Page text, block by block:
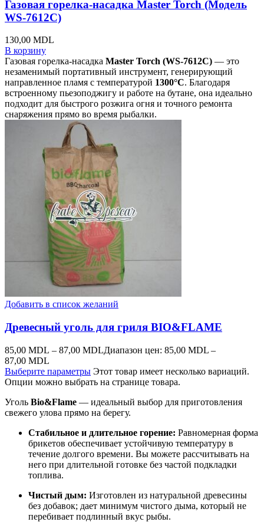
Газовая горелка-насадка Master Torch (Модель
WS-7612C)
130,00 MDL
В корзину
Газовая горелка-насадка Master Torch (WS-7612C) — это
незаменимый портативный инструмент, генерирующий
направленное пламя с температурой 1300°C. Благодаря
встроенному пьезоподжигу и работе на бутане, она идеально
подходит для быстрого розжига огня и точного ремонта
снаряжения прямо во время рыбалки.
Добавить в список желаний
Древесный уголь для гриля BIO&FLAME
85,00 MDL – 87,00 MDLДиапазон цен: 85,00 MDL –
87,00 MDL
Выберите параметры Этот товар имеет несколько вариаций.
Опции можно выбрать на странице товара.
Уголь Bio&Flame — идеальный выбор для приготовления
свежего улова прямо на берегу.
Стабильное и длительное горение: Равномерная форма
брикетов обеспечивает устойчивую температуру в
течение долгого времени. Вы можете рассчитывать на
него при длительной готовке без частой подкладки
топлива.
Чистый дым: Изготовлен из натуральной древесины
без добавок; дает минимум чистого дыма, который не
перебивает подлинный вкус рыбы.